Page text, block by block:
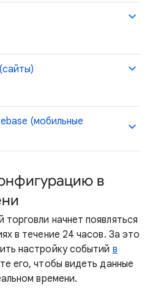
(мобильные
в
начнет появляться
в течение 24 часов. За это
настройку событий в
его, чтобы видеть данные
времени.